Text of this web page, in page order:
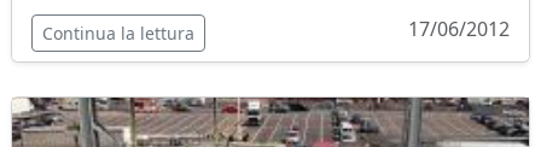
Continua la lettura 17/06/2012